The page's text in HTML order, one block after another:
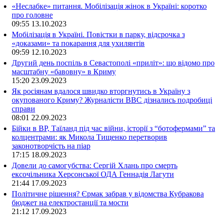
«Неслабке» питання. Мобілізація жінок в Україні: коротко
про головне
09:55 13.10.2023
Мобілізація в Україні. Повістки в парку, відсрочка з
«доказами» та покарання для ухилянтів
09:59 12.10.2023
Другий день поспіль в Севастополі «приліт»: що відомо про
масштабну «бавовну» в Криму
15:20 23.09.2023
Як росіянам вдалося швидко вторгнутись в Україну з
окупованого Криму? Журналісти ВВС дізнались подробиці
справи
08:01 22.09.2023
Бійки в ВР, Таїланд під час війни, історії з “ботофермами” та
колцентрами: як Микола Тищенко перетворив
законотворчість на піар
17:15 18.09.2023
Довели до самогубства: Сергій Хлань про смерть
ексочільника Херсонської ОДА Геннадія Лагути
21:44 17.09.2023
Політичне рішення? Єрмак забрав у відомства Кубракова
бюджет на електростанції та мости
21:12 17.09.2023